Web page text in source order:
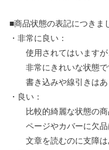
■商品状態の表記につきま
・非常に良い：
使用されてはいますが
非常にきれいな状態で
書き込みや線引きはあ
・良い：
比較的綺麗な状態の商
ページやカバーに欠品
文章を読むのに支障は